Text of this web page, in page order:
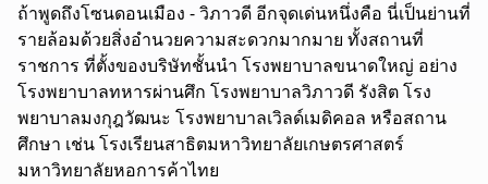
ถ้าพูดถึงโซนดอนเมือง - วิภาวดี อีกจุดเด่นหนึ่งคือ นี่เป็นย่านที่
รายล้อมด้วยสิ่งอำนวยความสะดวกมากมาย ทั้งสถานที่
ราชการ ที่ตั้งของบริษัทชั้นนำ โรงพยาบาลขนาดใหญ่ อย่าง
โรงพยาบาลทหารผ่านศึก โรงพยาบาลวิภาวดี รังสิต โรง
พยาบาลมงกุฎวัฒนะ โรงพยาบาลเวิลด์เมดิคอล หรือสถาน
ศึกษา เช่น โรงเรียนสาธิตมหาวิทยาลัยเกษตรศาสตร์
มหาวิทยาลัยหอการค้าไทย